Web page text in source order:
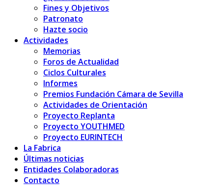
Fines y Objetivos
Patronato
Hazte socio
Actividades
Memorias
Foros de Actualidad
Ciclos Culturales
Informes
Premios Fundación Cámara de Sevilla
Actividades de Orientación
Proyecto Replanta
Proyecto YOUTHMED
Proyecto EURINTECH
La Fabrica
Últimas noticias
Entidades Colaboradoras
Contacto